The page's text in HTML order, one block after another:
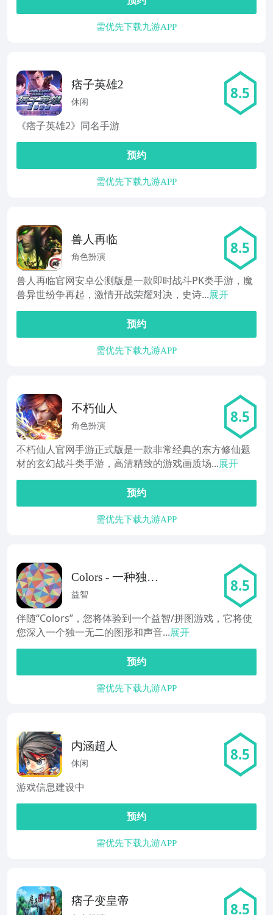
需优先下载九游APP
痞子英雄2
休闲 8.5
《痞子英雄2》同名手游
预约
需优先下载九游APP
兽人再临
角色扮演 8.5
兽人再临官网安卓公测版是一款即时战斗PK类手游，魔
兽异世纷争再起，激情开战荣耀对决，史诗...展开
预约
需优先下载九游APP
不朽仙人
角色扮演 8.5
不朽仙人官网手游正式版是一款非常经典的东方修仙题
材的玄幻战斗类手游，高清精致的游戏画质场...展开
预约
需优先下载九游APP
Colors - 一种独一
无二的图形和声
益智 8.5
伴随“Colors”，您将体验到一个益智/拼图游戏，它将使
您深入一个独一无二的图形和声音...展开
预约
需优先下载九游APP
内涵超人
休闲 8.5
游戏信息建设中
预约
需优先下载九游APP
痞子变皇帝 8.5